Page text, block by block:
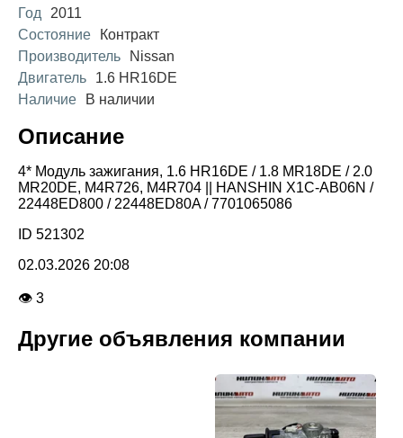
Год
2011
Состояние
Контракт
Производитель
Nissan
Двигатель
1.6 HR16DE
Наличие
В наличии
Описание
4* Модуль зажигания, 1.6 HR16DE / 1.8 MR18DE / 2.0
MR20DE, M4R726, M4R704 || HANSHIN X1C-AB06N /
22448ED800 / 22448ED80A / 7701065086
ID 521302
02.03.2026 20:08
👁 3
Другие объявления компании